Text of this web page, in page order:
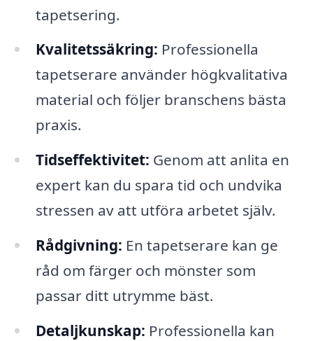
tapetsering.
Kvalitetssäkring: Professionella
tapetserare använder högkvalitativa
material och följer branschens bästa
praxis.
Tidseffektivitet: Genom att anlita en
expert kan du spara tid och undvika
stressen av att utföra arbetet själv.
Rådgivning: En tapetserare kan ge
råd om färger och mönster som
passar ditt utrymme bäst.
Detaljkunskap: Professionella kan